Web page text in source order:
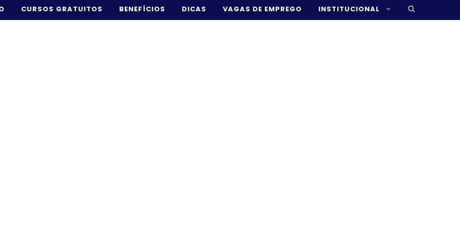
CURSOS GRATUITOS BENEFÍCIOS DICAS VAGAS DE EMPREGO INSTITUCIONAL